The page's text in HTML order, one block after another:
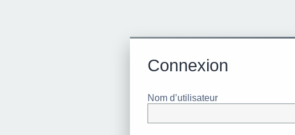
Connexion
Nom d’utilisateur